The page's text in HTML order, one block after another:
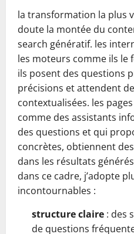
la transformation la plus
doute la montée du
search génératif. les
les moteurs comme ils le
ils posent des questions
précisions et attendent
contextualisées. les
comme des assistants
des questions et qui
concrètes, obtiennent
dans les résultats
dans ce cadre, j’adopte
incontournables :
structure claire : des
de questions